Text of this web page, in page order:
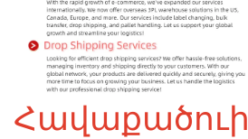
Հավաքածուի